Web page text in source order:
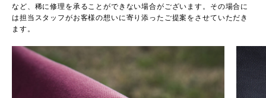
など、稀に修理を承ることができない場合がございます。その場合に
は担当スタッフがお客様の想いに寄り添ったご提案をさせていただき
ます。